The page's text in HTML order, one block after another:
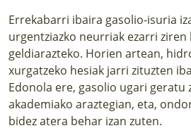
Errekabarri ibaira gasolio-isuria
urgentziazko neurriak ezarri ziren
geldiarazteko. Horien artean,
xurgatzeko hesiak jarri zituzten
Edonola ere, gasolio ugari geratu
akademiako araztegian, eta,
bidez atera behar izan zuten.